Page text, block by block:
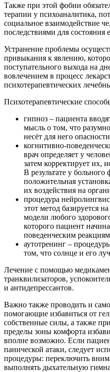
Также при этой фобии
терапии у психоаналитика,
социальное взаимодействие
последствиями для состояния
Устранение проблемы
привыкания к явлению,
поступательного выхода на
вовлечением в процесс
психотерапевтических
Психотерапевтические
гипноз – пациента
мысль о том, что
несёт для него
когнитивно-
врач определяет у
затем корректирует их,
В результате у больного
положительная
их воздействия на
процедура
этот метод базируется
модели любого
которого пациент
поведенческим
аутотренинг –
том, что солнце и его
Лечение с помощью
транквилизаторов,
и антидепрессантов.
Важно также проводить и
помогающие избавиться от
собственные силы, а также
пределы зоны комфорта
вполне возможно. Если
панической атаки, следует
процедуры: переключить
выполнять дыхательную